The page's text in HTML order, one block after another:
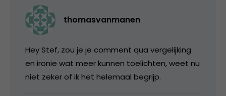
thomasvanmanen
Hey Stef, zou je je comment qua vergelijking
en ironie wat meer kunnen toelichten, weet nu
niet zeker of ik het helemaal begrijp.